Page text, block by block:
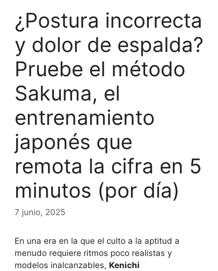
¿Postura incorrecta
y dolor de espalda?
Pruebe el método
Sakuma, el
entrenamiento
japonés que
remota la cifra en 5
minutos (por día)
7 junio, 2025
En una era en la que el culto a la aptitud a
menudo requiere ritmos poco realistas y
modelos inalcanzables, Kenichi